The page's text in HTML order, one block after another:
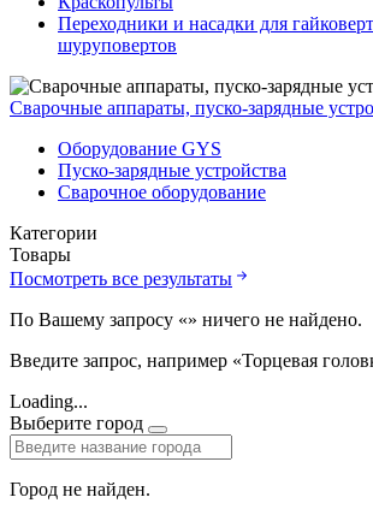
Переходники и насадки для
шуруповертов
Сварочные аппараты, пуско-зарядные
Оборудование GYS
Пуско-зарядные устройства
Сварочное оборудование
Категории
Товары
Посмотреть все результаты
По Вашему запросу «» ничего не найдено.
Введите запрос, например «Торцевая
Loading...
Выберите город
Город не найден.